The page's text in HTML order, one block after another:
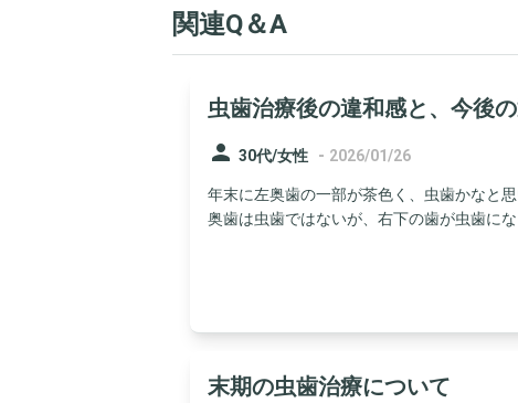
関連Q＆A
虫歯治療後の違和感と、今後
person 30代/女性 - 2026/01/26
年末に左奥歯の一部が茶色く、虫歯かなと
奥歯は虫歯ではないが、右下の歯が虫歯にな
末期の虫歯治療について